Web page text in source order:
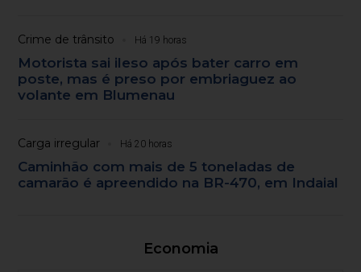
Crime de trânsito Há 19 horas
Motorista sai ileso após bater carro em
poste, mas é preso por embriaguez ao
volante em Blumenau
Carga irregular Há 20 horas
Caminhão com mais de 5 toneladas de
camarão é apreendido na BR-470, em Indaial
Economia